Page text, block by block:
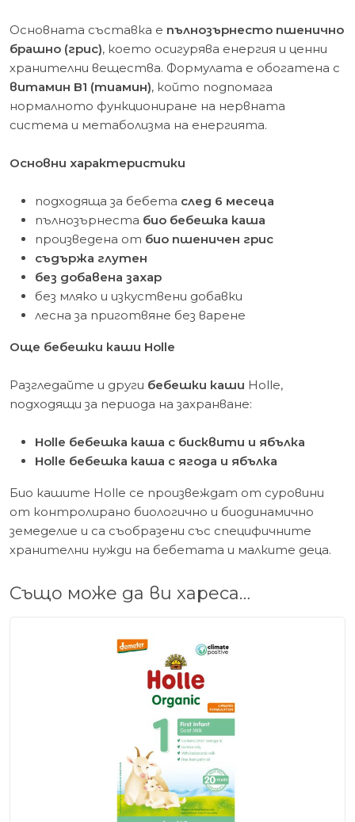
Основната съставка е пълнозърнесто пшенично
брашно (грис), което осигурява енергия и ценни
хранителни вещества. Формулата е обогатена с
витамин B1 (тиамин), който подпомага
нормалното функциониране на нервната
система и метаболизма на енергията.
Основни характеристики
подходяща за бебета след 6 месеца
пълнозърнеста био бебешка каша
произведена от био пшеничен грис
съдържа глутен
без добавена захар
без мляко и изкуствени добавки
лесна за приготвяне без варене
Още бебешки каши Holle
Разгледайте и други бебешки каши Holle,
подходящи за периода на захранване:
Holle бебешка каша с бисквити и ябълка
Holle бебешка каша с ягода и ябълка
Био кашите Holle се произвеждат от суровини
от контролирано биологично и биодинамично
земеделие и са съобразени със специфичните
хранителни нужди на бебетата и малките деца.
Също може да ви хареса…